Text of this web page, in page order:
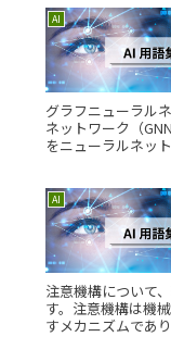
AI
グラフニューラル
ネットワーク（
をニューラルネッ
AI
注意機構について
す。注意機構は機
すメカニズムであ